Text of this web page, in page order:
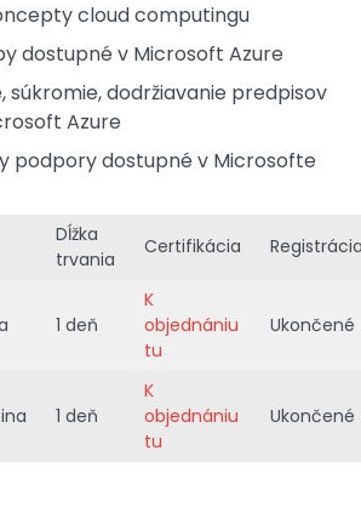
cloud computingu
dostupné v Microsoft Azure
súkromie, dodržiavanie predpisov
Azure
podpory dostupné v Microsofte
Dĺžka
trvania
Certifikácia
1 deň
K
objednániu
tu
Ukončené
1 deň
K
objednániu
tu
Ukončené